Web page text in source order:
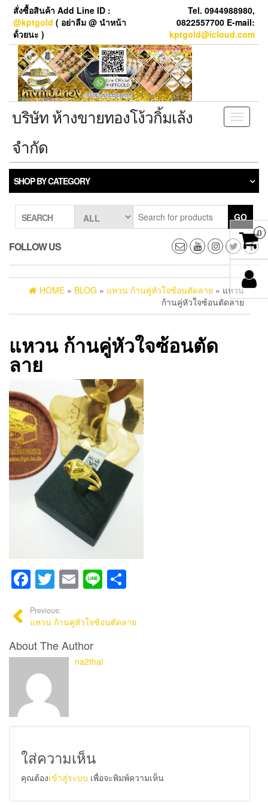
Skip
content
สั่งซื้อสินค้า Add Line ID :
@kptgold ( อย่าลืม @ นำหน้า
ด้่วยนะ )
Tel. 0944988980,
0822557700 E-mail:
kptgold@icloud.com
Toggle
บริษัท ห้างขายทองโง้วกิ้มเล้ง
จำกัด
SHOP BY CATEGORY
SEARCH GO
FOLLOW US
HOME » BLOG » แหวน ก้านคู่หัวใจซ้อนตัดลาย » แหวน
ก้านคู่หัวใจซ้อนตัดลาย
แหวน ก้านคู่หัวใจซ้อนตัด
ลาย
Facebook
Twitter
Email
Line
Previous:
แหวน ก้านคู่หัวใจซ้อนตัดลาย
About The Author
na2thai
ใส่ความเห็น
คุณต้องเข้าสู่ระบบ เพื่อจะพิมพ์ความเห็น
0